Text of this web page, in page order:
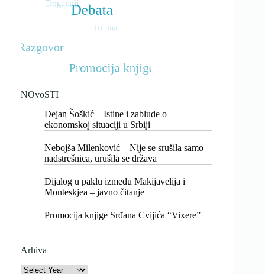
NOvoSTI
Dejan Šoškić – Istine i zablude o
ekonomskoj situaciji u Srbiji
Nebojša Milenković – Nije se srušila samo
nadstrešnica, urušila se država
Dijalog u paklu između Makijavelija i
Monteskjea – javno čitanje
Promocija knjige Srđana Cvijića “Vixere”
Arhiva
Archives